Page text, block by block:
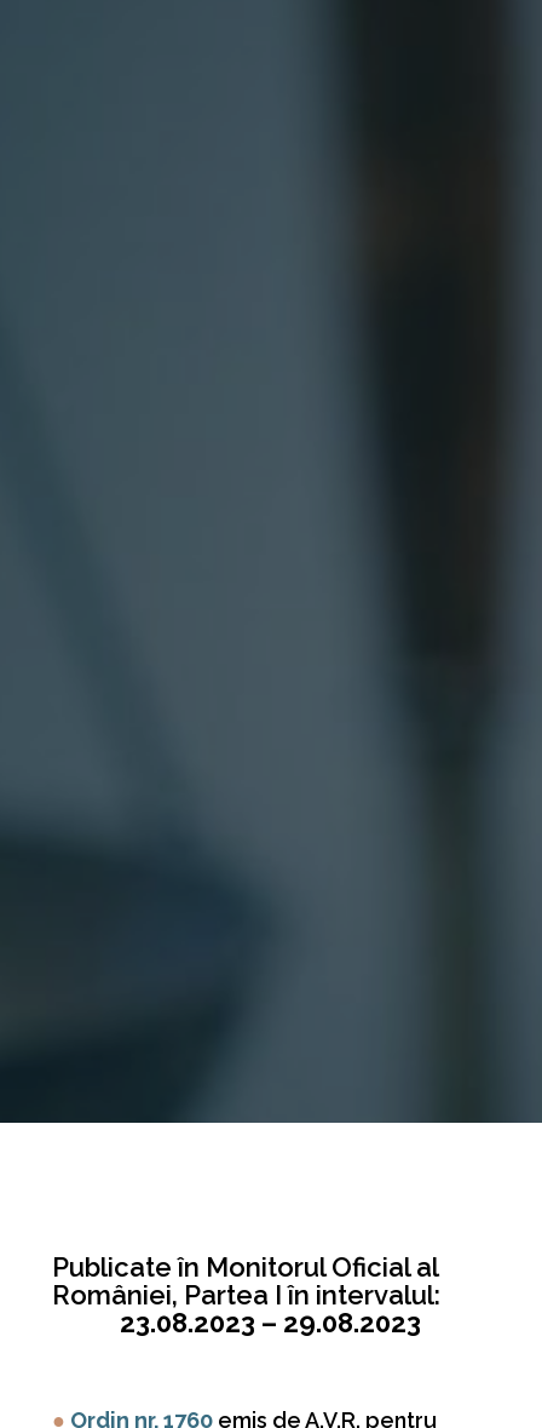
Publicate în Monitorul Oficial al
României, Partea I în intervalul:
23.08.2023 – 29.08.2023
● Ordin nr. 1760emis de A.V.R. pentru